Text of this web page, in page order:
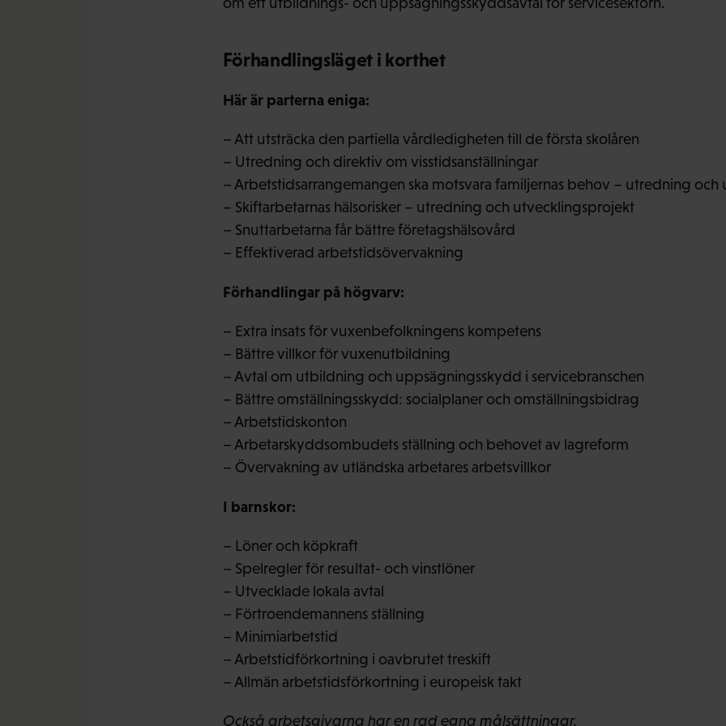
Förhandlingsläget i korthet
Här är parterna eniga:
– Att utsträcka den partiella vårdledigheten till de första skolåren
– Utredning och direktiv om visstidsanställningar
– Arbetstidsarrangemangen ska motsvara familjernas behov – utredning
– Skiftarbetarnas hälsorisker – utredning och utvecklingsprojekt
– Snuttarbetarna får bättre företagshälsovård
– Effektiverad arbetstidsövervakning
Förhandlingar på högvarv:
– Extra insats för vuxenbefolkningens kompetens
– Bättre villkor för vuxenutbildning
– Avtal om utbildning och uppsägningsskydd i servicebranschen
– Bättre omställningsskydd: socialplaner och omställningsbidrag
– Arbetstidskonton
– Arbetarskyddsombudets ställning och behovet av lagreform
– Övervakning av utländska arbetares arbetsvillkor
I barnskor:
– Löner och köpkraft
– Spelregler för resultat- och vinstlöner
– Utvecklade lokala avtal
– Förtroendemannens ställning
– Minimiarbetstid
– Arbetstidförkortning i oavbrutet treskift
– Allmän arbetstidsförkortning i europeisk takt
Också arbetsgivarna har en rad egna målsättningar.